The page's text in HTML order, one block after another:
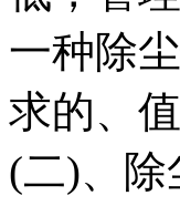
一种除
求的、
(二)、除